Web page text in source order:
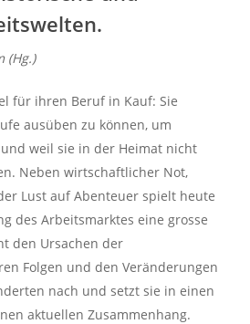
(Hg.)
für ihren Beruf in Kauf: Sie
ausüben zu können, um
weil sie in der Heimat nicht
Neben wirtschaftlicher Not,
Lust auf Abenteuer spielt heute
des Arbeitsmarktes eine grosse
den Ursachen der
Folgen und den Veränderungen
nach und setzt sie in einen
aktuellen Zusammenhang.